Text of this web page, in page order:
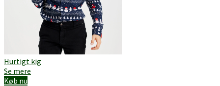
Hurtigt kig
Se mere
Køb nu